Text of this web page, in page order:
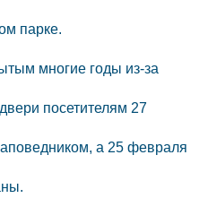
парке.
многие годы из-за
посетителям 27
а 25 февраля